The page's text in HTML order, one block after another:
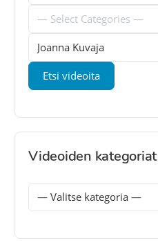
Videoiden kategoriat